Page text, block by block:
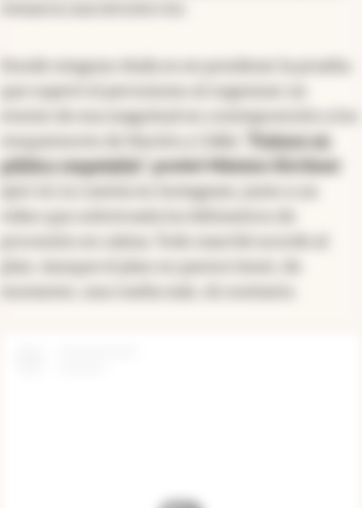
Donde ninguno duda es en ponderar la prueba
que superó el peronismo al organizar un
evento de esa magnitud en contraposición a los
Fuimos un
público respetable
”, posteó Máximo Kirchner
ayer en su cuenta en Instagram, junto a un